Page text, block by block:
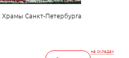
Санкт-Петербурга
на складах